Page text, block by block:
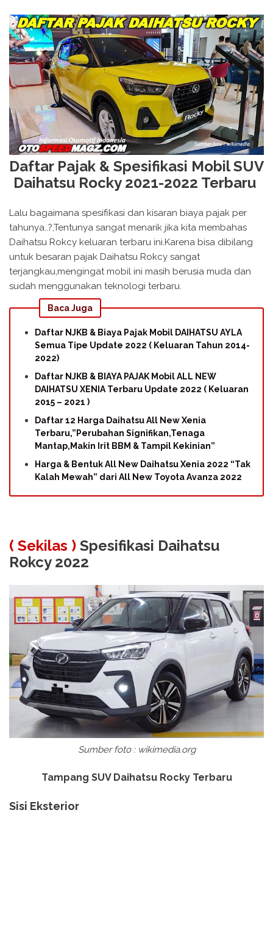
Daftar Pajak & Spesifikasi Mobil SUV
Daihatsu Rocky 2021-2022 Terbaru
Lalu bagaimana spesifikasi dan kisaran biaya pajak per
tahunya..?,Tentunya sangat menarik jika kita membahas
Daihatsu Rokcy keluaran terbaru ini.Karena bisa dibilang
untuk besaran pajak Daihatsu Rokcy sangat
terjangkau,mengingat mobil ini masih berusia muda dan
sudah menggunakan teknologi terbaru.
Baca Juga
Daftar NJKB & Biaya Pajak Mobil DAIHATSU AYLA
Semua Tipe Update 2022 ( Keluaran Tahun 2014-
2022)
Daftar NJKB & BIAYA PAJAK Mobil ALL NEW
DAIHATSU XENIA Terbaru Update 2022 ( Keluaran
2015 – 2021 )
Daftar 12 Harga Daihatsu All New Xenia
Terbaru,”Perubahan Signifikan,Tenaga
Mantap,Makin Irit BBM & Tampil Kekinian”
Harga & Bentuk All New Daihatsu Xenia 2022 “Tak
Kalah Mewah” dari All New Toyota Avanza 2022
( Sekilas ) Spesifikasi Daihatsu
Rokcy 2022
Sumber foto : wikimedia.org
Tampang SUV Daihatsu Rocky Terbaru
Sisi Eksterior